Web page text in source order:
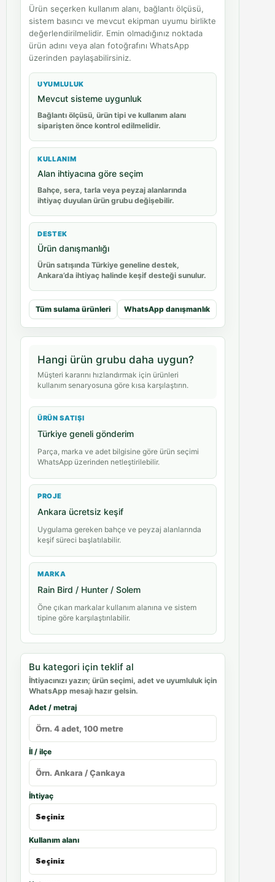
Ürün seçerken kullanım alanı, bağlantı ölçüsü,
sistem basıncı ve mevcut ekipman uyumu birlikte
değerlendirilmelidir. Emin olmadığınız noktada
ürün adını veya alan fotoğrafını WhatsApp
üzerinden paylaşabilirsiniz.
UYUMLULUK
Mevcut sisteme uygunluk
Bağlantı ölçüsü, ürün tipi ve kullanım alanı
siparişten önce kontrol edilmelidir.
KULLANIM
Alan ihtiyacına göre seçim
Bahçe, sera, tarla veya peyzaj alanlarında
ihtiyaç duyulan ürün grubu değişebilir.
DESTEK
Ürün danışmanlığı
Ürün satışında Türkiye geneline destek,
Ankara’da ihtiyaç halinde keşif desteği sunulur.
Tüm sulama ürünleri WhatsApp danışmanlık
Hangi ürün grubu daha uygun?
Müşteri kararını hızlandırmak için ürünleri
kullanım senaryosuna göre kısa karşılaştırın.
ÜRÜN SATIŞI
Türkiye geneli gönderim
Parça, marka ve adet bilgisine göre ürün seçimi
WhatsApp üzerinden netleştirilebilir.
PROJE
Ankara ücretsiz keşif
Uygulama gereken bahçe ve peyzaj alanlarında
keşif süreci başlatılabilir.
MARKA
Rain Bird / Hunter / Solem
Öne çıkan markalar kullanım alanına ve sistem
tipine göre karşılaştırılabilir.
Bu kategori için teklif al
İhtiyacınızı yazın; ürün seçimi, adet ve uyumluluk için
WhatsApp mesajı hazır gelsin.
Adet / metraj
İl / ilçe
İhtiyaç
Kullanım alanı